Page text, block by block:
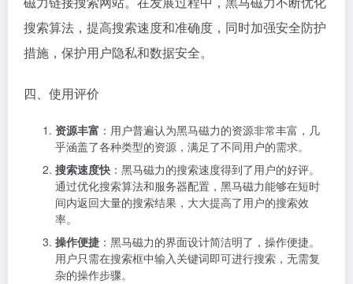
搜索算法，提高搜索速度和准确度，同时加强安全防护
措施，保护用户隐私和数据安全。
四、使用评价
资源丰富 ：用户普遍认为黑马磁力的资源非常丰富，几
乎涵盖了各种类型的资源，满足了不同用户的需求。
搜索速度快 ：黑马磁力的搜索速度得到了用户的好评。
通过优化搜索算法和服务器配置，黑马磁力能够在短时
间内返回大量的搜索结果，大大提高了用户的搜索效
率。
操作便捷 ：黑马磁力的界面设计简洁明了，操作便捷。
用户只需在搜索框中输入关键词即可进行搜索，无需复
杂的操作步骤。